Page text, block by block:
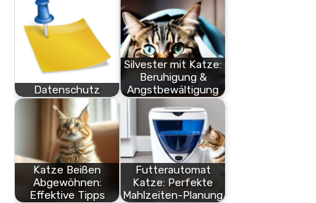
Datenschutz
Silvester mit Katze:
Beruhigung &
Angstbewältigung
Katze Beißen
Abgewöhnen:
Effektive Tipps
Futterautomat
Katze: Perfekte
Mahlzeiten-Planung